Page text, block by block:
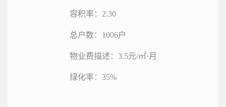
容积率：2.30
总户数：1006户
物业费描述：3.5元/㎡·月
绿化率：35%